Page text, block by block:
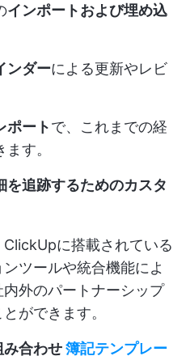
インポートおよび埋め込
ンダーによる更新やレビ
ポートで、これまでの経
す。
を追跡するためのカスタ
に搭載されている
ツールや統合機能によ
外のパートナーシップ
ができます。
み合わせ簿記テンプレー